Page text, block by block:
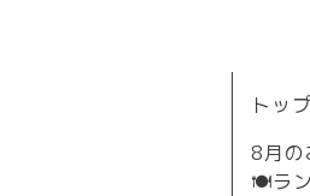
トッ
8月の
🍽ラ